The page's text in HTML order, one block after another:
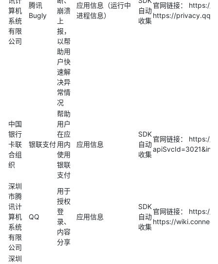
算机
系统
有限
公司
腾讯
Bugly
崩溃
上
报，
以帮
助用
户快
速解
决异
常情
况
应用信息（运行中
进程信息）
自动
收集
官网链接： https://
https://
中国
银行
卡联
合组
织
银联支付
帮助
用户
在应
用内
使用
银联
支付
应用信息
SDK
自动
收集
官网链接： https://
深圳
市腾
讯计
算机
系统
有限
公司
QQ
用于
授权
登
录、
内容
分享
应用信息
SDK
自动
收集
官网链接： https://
https://
深圳